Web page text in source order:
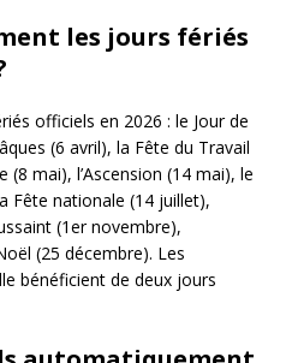
les jours fériés
officiels en 2026 : le Jour de
(6 avril), la Fête du Travail
mai), l’Ascension (14 mai), le
Fête nationale (14 juillet),
(1er novembre),
(25 décembre). Les
bénéficient de deux jours